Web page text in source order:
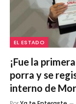
EL ESTADO
¡Fue la
porra y se
interno de